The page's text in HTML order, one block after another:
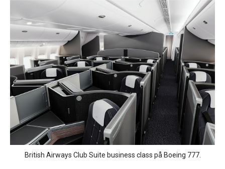
British Airways Club Suite business class på Boeing 777.